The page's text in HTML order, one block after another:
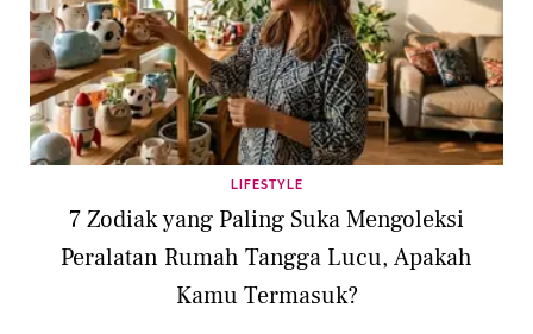
LIFESTYLE
7 Zodiak yang Paling Suka Mengoleksi
Peralatan Rumah Tangga Lucu, Apakah
Kamu Termasuk?